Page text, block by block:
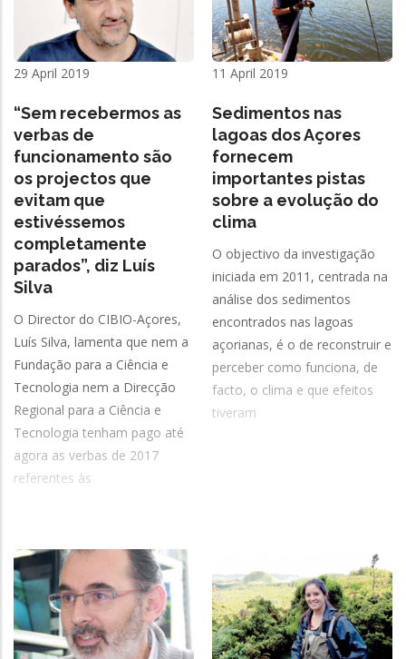
29 April 2019
“Sem recebermos as
verbas de
funcionamento são
os projectos que
evitam que
estivéssemos
completamente
parados”, diz Luís
Silva
O Director do CIBIO-Açores,
Luís Silva, lamenta que nem a
Fundação para a Ciência e
Tecnologia nem a Direcção
Regional para a Ciência e
Tecnologia tenham pago até
agora as verbas de 2017
referentes às
11 April 2019
Sedimentos nas
lagoas dos Açores
fornecem
importantes pistas
sobre a evolução do
clima
O objectivo da investigação
iniciada em 2011, centrada na
análise dos sedimentos
encontrados nas lagoas
açorianas, é o de reconstruir e
perceber como funciona, de
facto, o clima e que efeitos
tiveram